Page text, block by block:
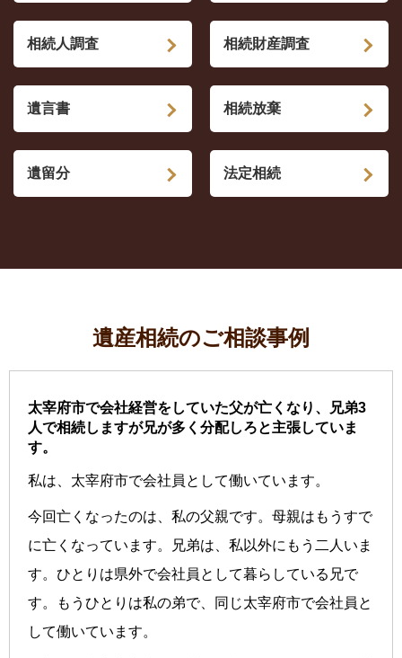
相続人調査 相続財産調査
遺言書 相続放棄
遺留分 法定相続
遺産相続のご相談事例
太宰府市で会社経営をしていた父が亡くなり、兄弟3
人で相続しますが兄が多く分配しろと主張していま
す。
私は、太宰府市で会社員として働いています。
今回亡くなったのは、私の父親です。母親はもうすで
に亡くなっています。兄弟は、私以外にもう二人いま
す。ひとりは県外で会社員として暮らしている兄で
す。もうひとりは私の弟で、同じ太宰府市で会社員と
して働いています。